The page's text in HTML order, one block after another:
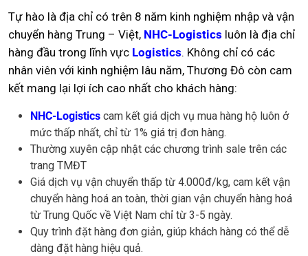
Tự hào là địa chỉ có trên 8 năm kinh nghiệm nhập và vận
chuyển hàng Trung – Việt, NHC-Logistics luôn là địa chỉ
hàng đầu trong lĩnh vực Logistics. Không chỉ có các
nhân viên với kinh nghiệm lâu năm, Thương Đô còn cam
kết mang lại lợi ích cao nhất cho khách hàng:
NHC-Logistics cam kết giá dịch vụ mua hàng hộ luôn ở
mức thấp nhất, chỉ từ 1% giá trị đơn hàng.
Thường xuyên cập nhật các chương trình sale trên các
trang TMĐT
Giá dịch vụ vận chuyển thấp từ 4.000đ/kg, cam kết vận
chuyển hàng hoá an toàn, thời gian vận chuyển hàng hoá
từ Trung Quốc về Việt Nam chỉ từ 3-5 ngày.
Quy trình đặt hàng đơn giản, giúp khách hàng có thể dễ
dàng đặt hàng hiệu quả.